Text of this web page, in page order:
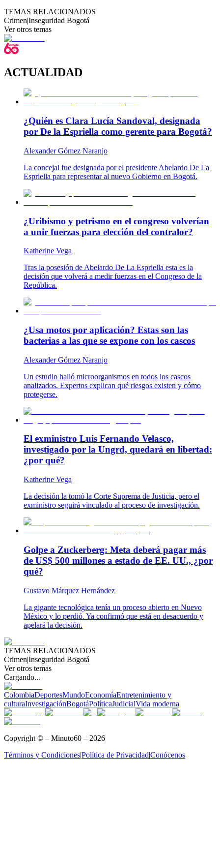
TEMAS RELACIONADOS
Crimen|Inseguridad Bogotá
Ver otros temas
ACTUALIDAD
¿Quién es Clara Lucía Sandoval, designada
por De la Espriella como gerente para Bogotá?
Alexander Gómez Naranjo
La concejal fue designada por el presidente Abelardo De La
Espriella para representar al nuevo Gobierno en Bogotá.
¿Uribismo y petrismo en el congreso volverían
a unir fuerzas para elección del contralor?
Katherine Vega
Tras la posesión de Abelardo De La Espriella esta es la
decisión que volverá a medir fuerzas en el Congreso de la
República.
¿Usa motos por aplicación? Estas son las
bacterias a las que se expone con los cascos
Alexander Gómez Naranjo
Un estudio halló microorganismos en todos los cascos
analizados. Expertos explican qué riesgos existen y cómo
protegerse.
El exministro Luis Fernando Velasco,
investigado por la Ungrd, quedará en libertad:
¿por qué?
Katherine Vega
La decisión la tomó la Corte Suprema de Justicia, pero el
exministro seguirá vinculado al proceso de investigación.
Golpe a Zuckerberg: Meta deberá pagar más
de US$ 500 millones a estado de EE. UU., ¿por
qué?
Gustavo Márquez Hernández
La gigante tecnológica tenía un proceso abierto en Nuevo
México y lo perdió. Ya confirmó que está en desacuerdo y
apelará la decisión.
TEMAS RELACIONADOS
Crimen|Inseguridad Bogotá
Ver otros temas
Cargando...
ColombiaDeportesMundoEconomíaEntretenimiento y
culturaInvestigaciónBogotáPolíticaJudicialVida moderna
Copyright © – Minuto60 – 2026
Términos y Condiciones|Política de Privacidad|Conócenos